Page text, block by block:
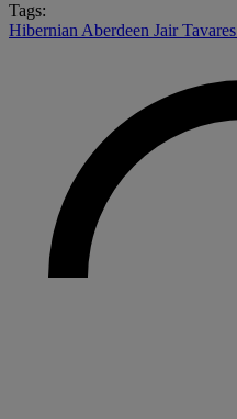
Tags:
Hibernian Aberdeen Jair Tavares